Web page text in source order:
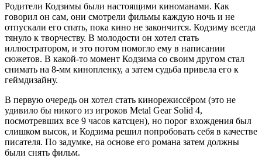
Родители Кодзимы были настоящими киноманами. Как
говорил он сам, они смотрели фильмы каждую ночь и не
отпускали его спать, пока кино не закончится. Кодзиму всегда
тянуло к творчеству. В молодости он хотел стать
иллюстратором, и это потом помогло ему в написании
сюжетов. В какой-то момент Кодзима со своим другом стал
снимать на 8-мм кинопленку, а затем судьба привела его к
геймдизайну.
В первую очередь он хотел стать кинорежиссёром (это не
удивило бы никого из игроков Metal Gear Solid 4,
посмотревших все 9 часов катсцен), но порог вхождения был
слишком высок, и Кодзима решил попробовать себя в качестве
писателя. По задумке, на основе его романа затем должны
были снять фильм.